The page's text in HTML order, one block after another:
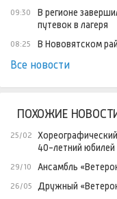
09:30
В регионе
путевок в лагеря
08:25 В Нововятском
Все новости
ПОХОЖИЕ
25/02
40-летний юбилей
29/10 Ансамбль
26/05 Дружный